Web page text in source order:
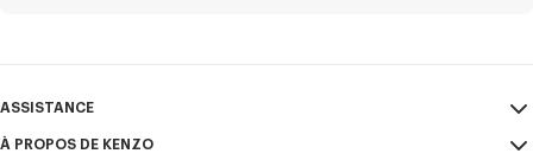
ASSISTANCE
Mon compte
À PROPOS DE KENZO